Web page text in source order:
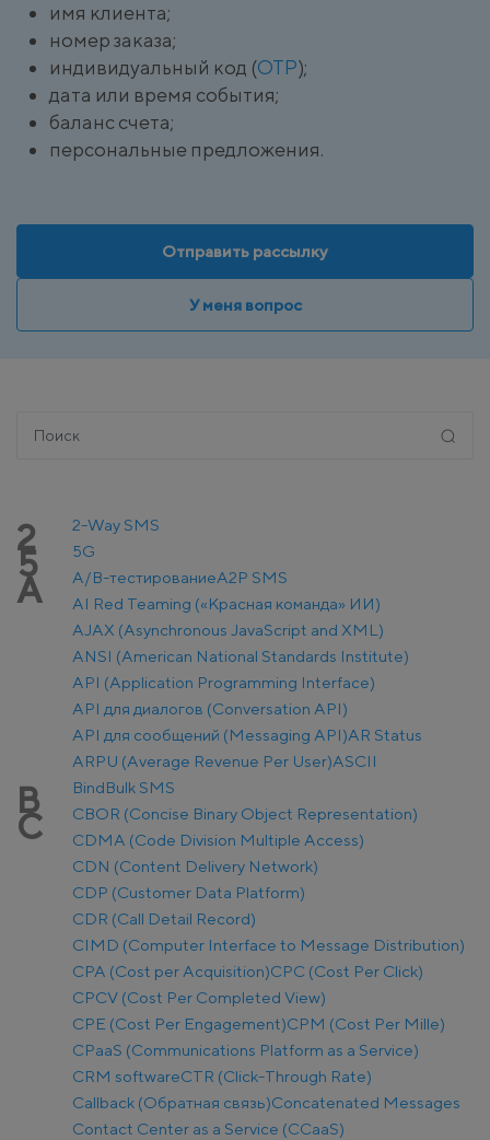
имя клиента;
номер заказа;
индивидуальный код (OTP);
дата или время события;
баланс счета;
персональные предложения.
Отправить рассылку
У меня вопрос
2 2-Way SMS
5 5G
A A/B-тестированиеA2P SMS
AI Red Teaming («Красная команда» ИИ)
AJAX (Asynchronous JavaScript and XML)
ANSI (American National Standards Institute)
API (Application Programming Interface)
API для диалогов (Conversation API)
API для сообщений (Messaging API)AR Status
ARPU (Average Revenue Per User)ASCII
B BindBulk SMS
C
CBOR (Concise Binary Object Representation)
CDMA (Code Division Multiple Access)
CDN (Content Delivery Network)
CDP (Customer Data Platform)
CDR (Call Detail Record)
CIMD (Computer Interface to Message Distribution)
CPA (Cost per Acquisition)CPC (Cost Per Click)
CPCV (Cost Per Completed View)
CPE (Cost Per Engagement)CPM (Cost Per Mille)
CPaaS (Communications Platform as a Service)
CRM softwareCTR (Click-Through Rate)
Callback (Обратная связь)Concatenated Messages
Contact Center as a Service (CCaaS)